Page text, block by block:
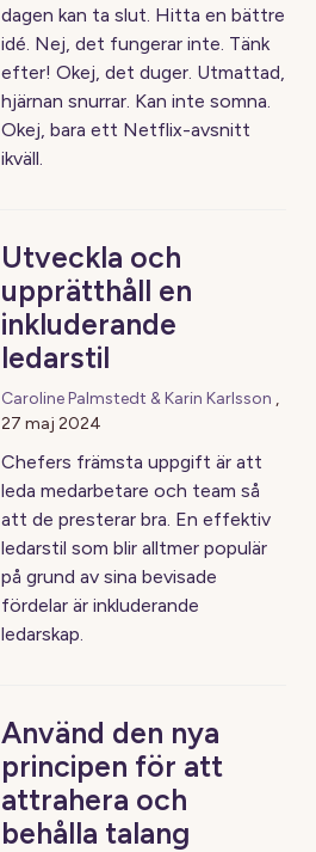
dagen kan ta slut. Hitta en bättre
idé. Nej, det fungerar inte. Tänk
efter! Okej, det duger. Utmattad,
hjärnan snurrar. Kan inte somna.
Okej, bara ett Netflix-avsnitt
ikväll.
Utveckla och
upprätthåll en
inkluderande
ledarstil
Caroline Palmstedt & Karin Karlsson ,
27 maj 2024
Chefers främsta uppgift är att
leda medarbetare och team så
att de presterar bra. En effektiv
ledarstil som blir alltmer populär
på grund av sina bevisade
fördelar är inkluderande
ledarskap.
Använd den nya
principen för att
attrahera och
behålla talang